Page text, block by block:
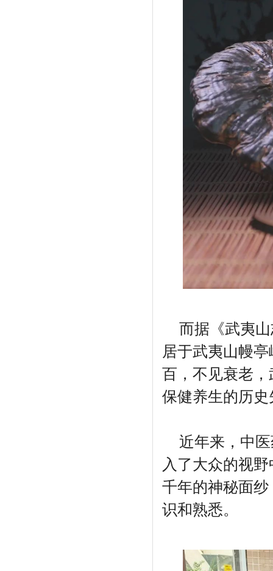
而据《武夷
居于武夷山幔
百，不见衰老
保健养生的历史
近年来，中
入了大众的视
千年的神秘面
识和熟悉。